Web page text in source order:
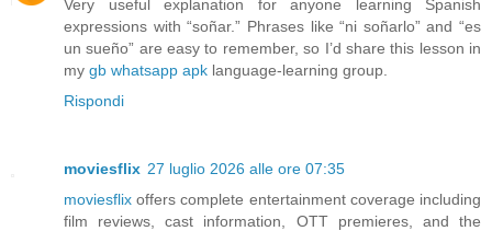
Very useful explanation for anyone learning Spanish
expressions with “soñar.” Phrases like “ni soñarlo” and “es
un sueño” are easy to remember, so I’d share this lesson in
my gb whatsapp apk language-learning group.
Rispondi
moviesflix 27 luglio 2026 alle ore 07:35
moviesflix offers complete entertainment coverage including
film reviews, cast information, OTT premieres, and the